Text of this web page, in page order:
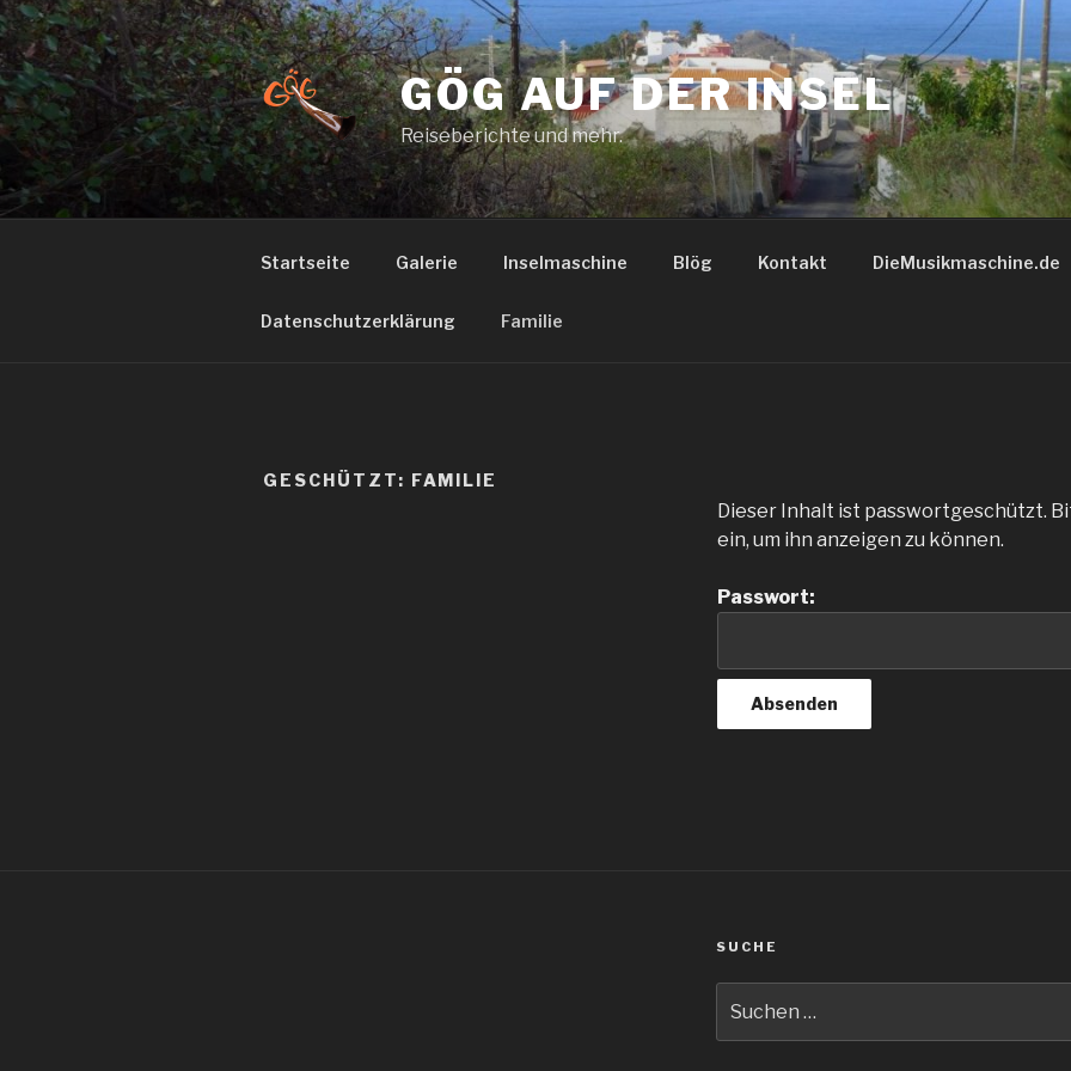
Zum
Inhalt
springen
GÖG AUF DER INSEL
Reiseberichte und mehr.
Startseite Galerie Inselmaschine Blög Kontakt DieMusikmaschine.de
Datenschutzerklärung Familie
GESCHÜTZT: FAMILIE
Dieser Inhalt ist passwortgeschützt.
ein, um ihn anzeigen zu können.
Passwort:
SUCHE
nach: